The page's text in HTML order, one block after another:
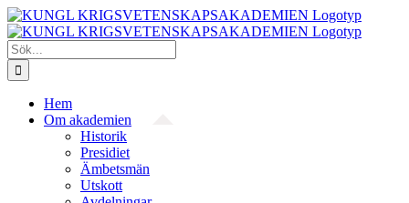
Fortsätt
till
innehållet
Sök
efter:
Hem
Om akademien
Historik
Presidiet
Ämbetsmän
Utskott